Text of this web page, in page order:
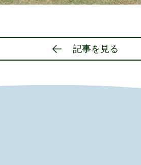
記事を見る